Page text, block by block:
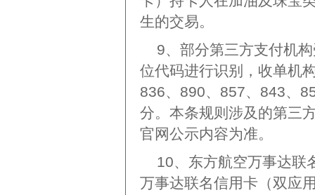
生的交易。
9、部分第三方支付机
位代码进行识别，收单机
836、890、857、843、
分。本条规则涉及的第三
官网公示内容为准。
10、东方航空万事达联
万事达联名信用卡（双应